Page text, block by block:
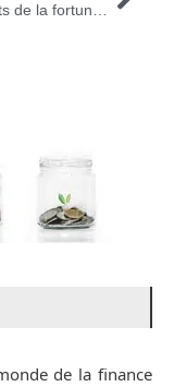
Les secrets de la fortune du Kick streamer Mellstroy révélés dans une interview exclusive
de la finance